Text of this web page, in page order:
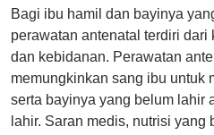
Bagi ibu hamil dan bayinya
perawatan antenatal terdiri
dan kebidanan. Perawatan
memungkinkan sang ibu untuk
serta bayinya yang belum lahir
lahir. Saran medis, nutrisi